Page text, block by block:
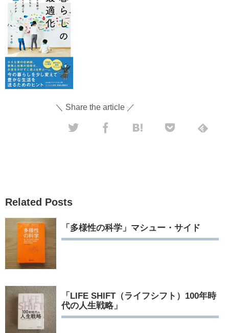
＼ Share the article ／
Related Posts
「多様性の科学」マシュー・サイド
「LIFE SHIFT（ライフシフト）100年時
代の人生戦略」